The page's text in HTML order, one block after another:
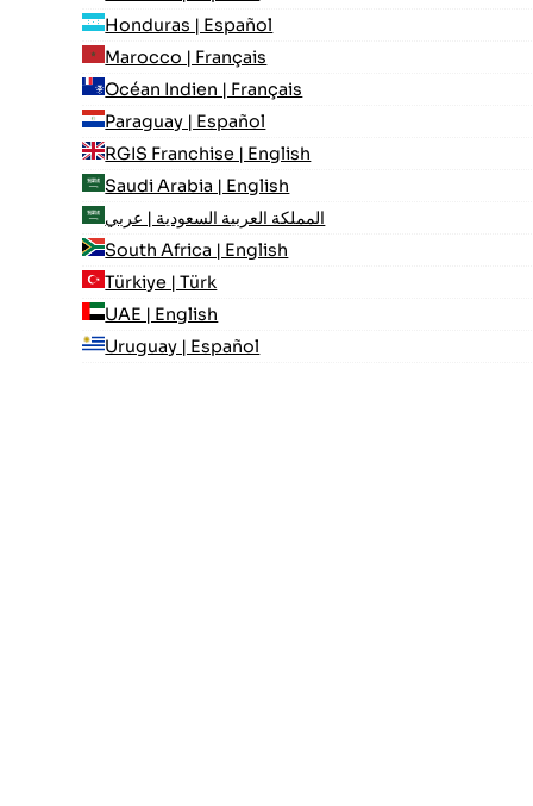
Honduras | Español
Marocco | Français
Océan Indien | Français
Paraguay | Español
RGIS Franchise | English
Saudi Arabia | English
المملكة العربية السعودية | عربي
South Africa | English
Türkiye | Türk
UAE | English
Uruguay | Español